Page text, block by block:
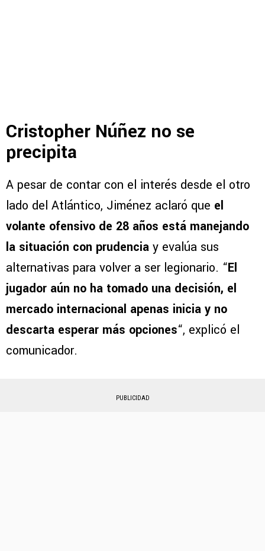
Cristopher Núñez no se
precipita
A pesar de contar con el interés desde el otro
lado del Atlántico, Jiménez aclaró que el
volante ofensivo de 28 años está manejando
la situación con prudencia y evalúa sus
alternativas para volver a ser legionario. “El
jugador aún no ha tomado una decisión, el
mercado internacional apenas inicia y no
descarta esperar más opciones“, explicó el
comunicador.
PUBLICIDAD